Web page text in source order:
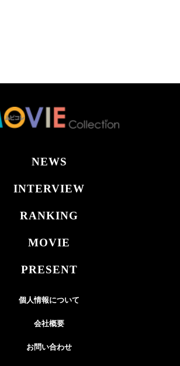
NEWS
INTERVIEW
RANKING
MOVIE
PRESENT
個人情報について
会社概要
お問い合わせ